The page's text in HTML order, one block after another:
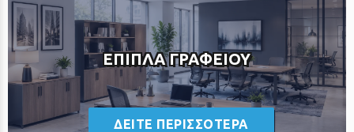
ΕΠΙΠΛΑ ΓΡΑΦΕΙΟΥ
<
ΔΕΙΤΕ ΠΕΡΙΣΣΟΤΕΡΑ